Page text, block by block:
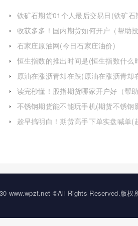
铁矿石期货01个人最后交易日(铁矿
收获多多！国内期货如何开户（帮助
石家庄原油网(今日石家庄油价)
恒生指数的推出时间是(恒生指数什么
原油在涨沥青却在跌(原油在涨沥青却
读完秒懂！股指期货哪家开户好（帮
的相关事宜）
不锈钢期货能不能玩手机(期货不锈钢
趁早搞明白！期货高手下单实盘喊单(
www.wpzt.net ©All Rights Reserved.版权